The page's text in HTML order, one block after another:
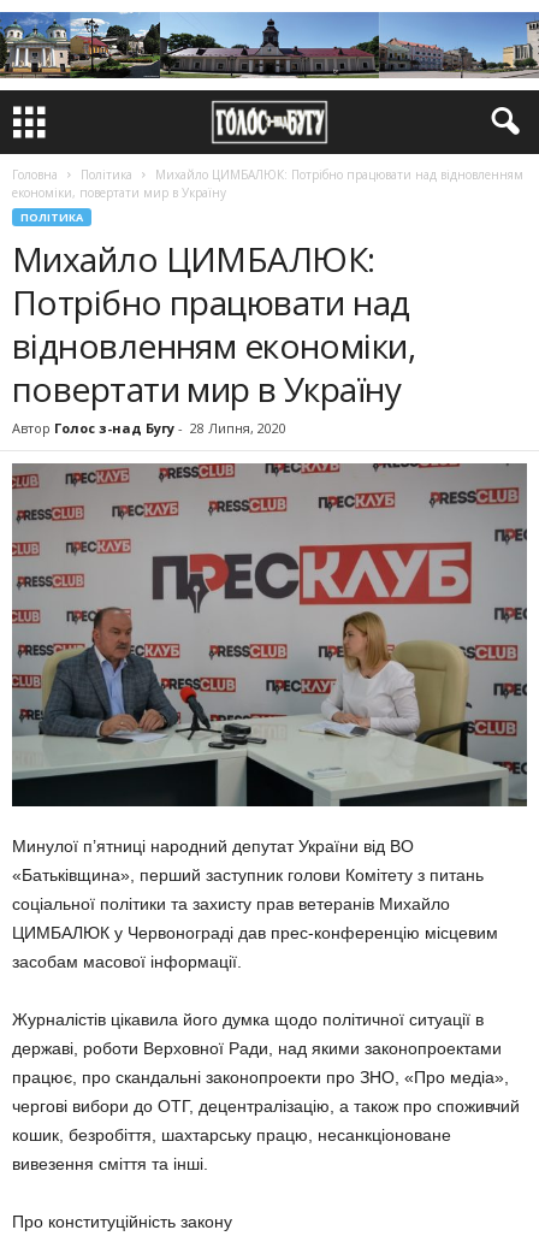
Головна Політика
Михайло ЦИМБАЛЮК: Потрібно працювати над відновленням
економіки, повертати мир в Україну
ПОЛІТИКА
Михайло ЦИМБАЛЮК:
Потрібно працювати над
відновленням економіки,
повертати мир в Україну
Автор Голос з-над Бугу - 28 Липня, 2020
Минулої п’ятниці народний депутат України від ВО
«Батьківщина», перший заступник голови Комітету з питань
соціальної політики та захисту прав ветеранів Михайло
ЦИМБАЛЮК у Червонограді дав прес-конференцію місцевим
засобам масової інформації.
Журналістів цікавила його думка щодо політичної ситуації в
державі, роботи Верховної Ради, над якими законопроектами
працює, про скандальні законопроекти про ЗНО, «Про медіа»,
чергові вибори до ОТГ, децентралізацію, а також про споживчий
кошик, безробіття, шахтарську працю, несанкціоноване
вивезення сміття та інші.
Про конституційність закону